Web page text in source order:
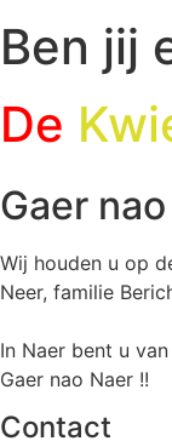
Ben jij
De
Gaer
Wij houden u op
Neer, familie
In Naer bent u
Gaer nao Naer !!
Contact